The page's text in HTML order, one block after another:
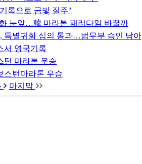
록으로 금빛 질주"
눈앞…韓 마라톤 패러다임 바꿀까
특별귀화 심의 통과…법무부 승인 남아
서 영국기록
턴 마라톤 우승
스턴마라톤 우승
마지막